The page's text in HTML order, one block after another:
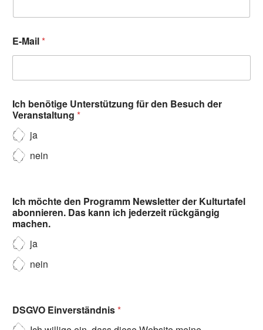
E-Mail*
Ich benötige Unterstützung für den Besuch der
Veranstaltung *
ja
nein
Ich möchte den Programm Newsletter der Kulturtafel
abonnieren. Das kann ich jederzeit rückgängig
machen.
ja
nein
DSGVO Einverständnis*